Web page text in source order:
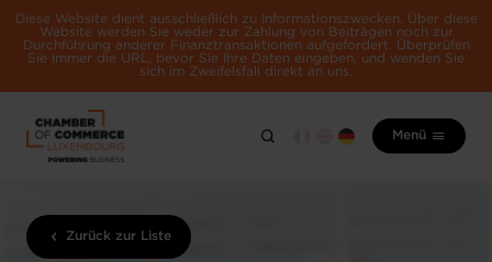
Diese Website dient ausschließlich zu Informationszwecken. Über diese
Website werden Sie weder zur Zahlung von Beiträgen noch zur
Durchführung anderer Finanztransaktionen aufgefordert. Überprüfen
Sie immer die URL, bevor Sie Ihre Daten eingeben, und wenden Sie
sich im Zweifelsfall direkt an uns.
Menü
Zurück zur Liste